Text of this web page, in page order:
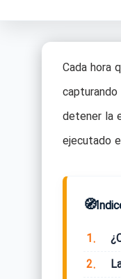
Cada hora
detener la
ejecutado
🧭
1.
2.